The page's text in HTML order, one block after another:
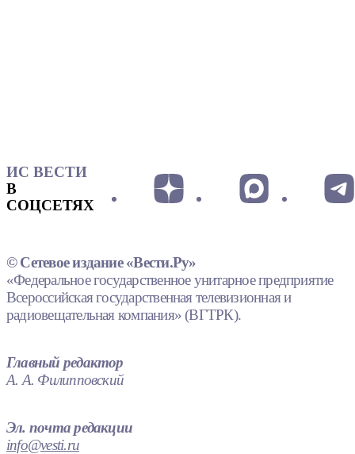
ИС ВЕСТИ
В
СОЦСЕТЯХ
© Сетевое издание «Вести.Ру»
«Федеральное государственное унитарное предприятие
Всероссийская государственная телевизионная и
радиовещательная компания» (ВГТРК).
Главный редактор
А. А. Филипповский
Эл. почта редакции
info@vesti.ru